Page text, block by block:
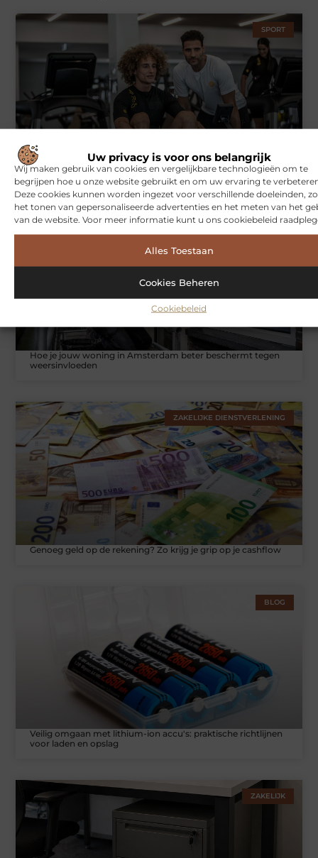
Uw privacy is voor ons belangrijk
Wij maken gebruik van cookies en vergelijkbare technologieën om te
begrijpen hoe u onze website gebruikt en om uw ervaring te
Deze cookies kunnen worden ingezet voor verschillende doeleinden,
het tonen van gepersonaliseerde advertenties en het meten van het
van de website. Voor meer informatie kunt u ons cookiebeleid
Alles Toestaan
Cookies Beheren
Cookiebeleid
SPORT
Symbiont360: Innovatieve EMS-training in Utrecht voor een
effectieve workout
WONINGEN
Hoe je jouw woning in Amsterdam beter beschermt tegen
weersinvloeden
ZAKELIJKE DIENSTVERLENING
Genoeg geld op de rekening? Zo krijg je grip op je cashflow
BLOG
Veilig omgaan met lithium-ion accu's: praktische richtlijnen
voor laden en opslag
ZAKELIJK